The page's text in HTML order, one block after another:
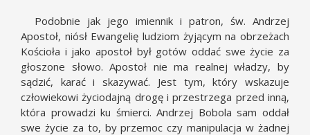
Podobnie jak jego imiennik i patron, św. Andrzej
Apostoł, niósł Ewangelię ludziom żyjącym na obrzeżach
Kościoła i jako apostoł był gotów oddać swe życie za
głoszone słowo. Apostoł nie ma realnej władzy, by
sądzić, karać i skazywać. Jest tym, który wskazuje
człowiekowi życiodajną drogę i przestrzega przed inną,
która prowadzi ku śmierci. Andrzej Bobola sam oddał
swe życie za to, by przemoc czy manipulacja w żadnej